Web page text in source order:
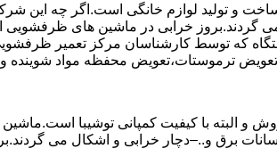
و تولید لوازم خانگی است.اگر چه این
خرابی در ماشین های ظرفشویی ال
دستگاه که توسط کارشناسان مرکز تعمیر
ترموستات،تعویض محفظه مواد شوینده
البته با کیفیت کمپانی توشیبا
برق و..–دچار خرابی و اشکال می